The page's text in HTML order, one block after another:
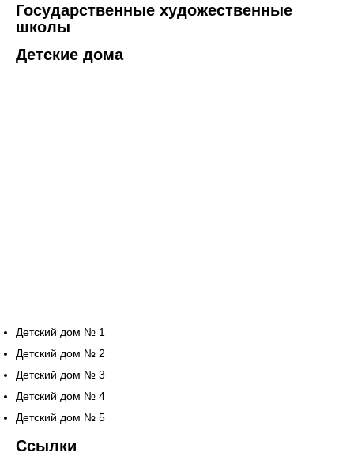
Государственные художественные
школы
Детские дома
Детский дом № 1
Детский дом № 2
Детский дом № 3
Детский дом № 4
Детский дом № 5
Ссылки